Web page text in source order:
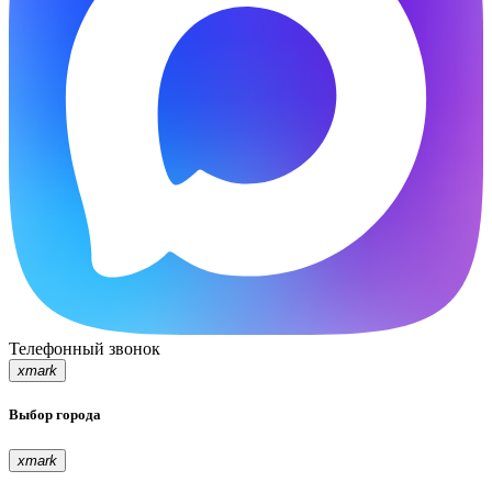
Телефонный звонок
xmark
Выбор города
xmark